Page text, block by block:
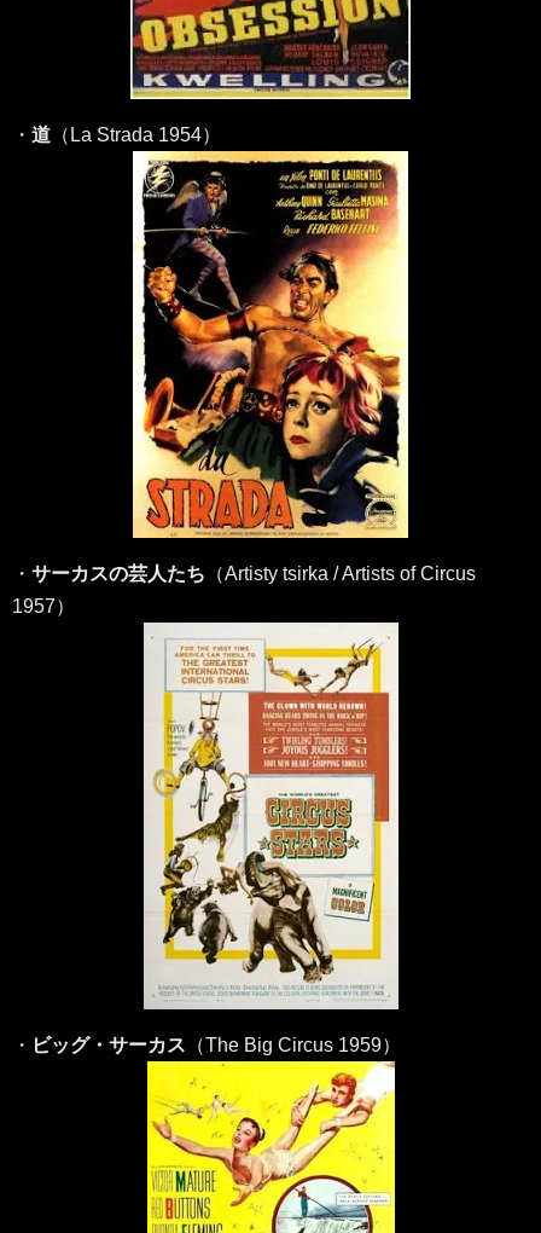
・ 道 （La Strada 1954）
・ サーカスの芸人たち （Artisty tsirka / Artists of Circus
1957）
・ ビッグ・サーカス （The Big Circus 1959）